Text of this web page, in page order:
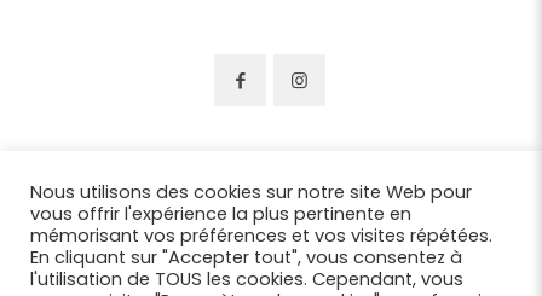
Nous utilisons des cookies sur notre site Web pour
vous offrir l'expérience la plus pertinente en
mémorisant vos préférences et vos visites répétées.
En cliquant sur "Accepter tout", vous consentez à
l'utilisation de TOUS les cookies. Cependant, vous